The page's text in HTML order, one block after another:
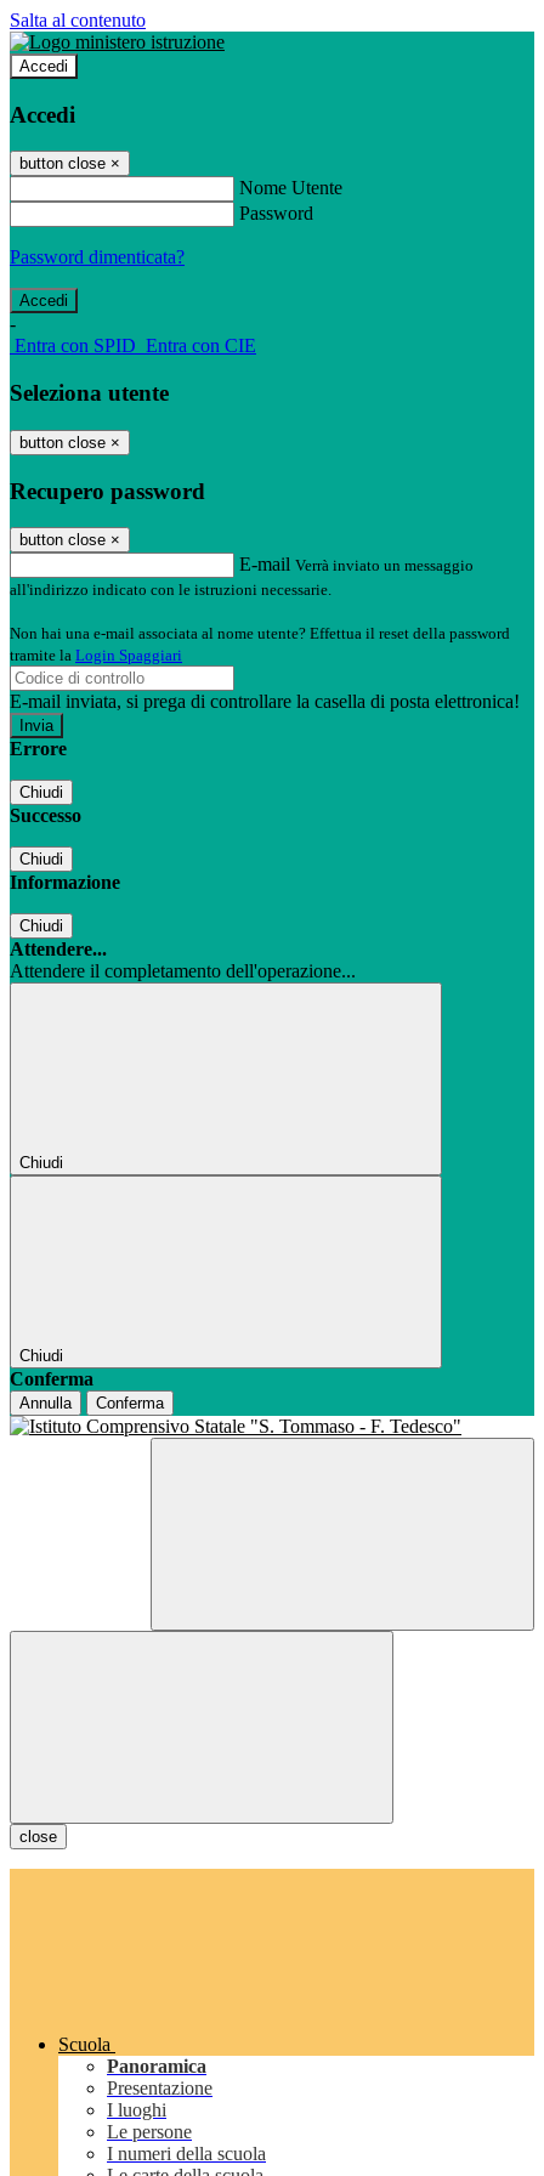
Salta al contenuto
Accedi
Accedi
button close ×
Nome Utente
Password
Password dimenticata?
-
Entra con SPID Entra con CIE
Seleziona utente
button close ×
Recupero password
button close ×
E-mail Verrà inviato un messaggio
all'indirizzo indicato con le istruzioni necessarie.
Non hai una e-mail associata al nome utente? Effettua il reset della password
tramite la Login Spaggiari
E-mail inviata, si prega di controllare la casella di posta elettronica!
Errore
Chiudi
Successo
Chiudi
Informazione
Chiudi
Attendere...
Attendere il completamento dell'operazione...
Chiudi
Chiudi
Conferma
Annulla Conferma
close
Scuola
Panoramica
Presentazione
I luoghi
Le persone
I numeri della scuola